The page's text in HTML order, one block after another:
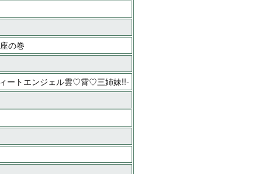
の巻
ートエンジェル雲♡霄♡三姉妹!!-